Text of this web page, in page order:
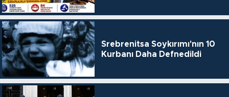
Srebrenitsa Soykırımı'nın 10
Kurbanı Daha Defnedildi